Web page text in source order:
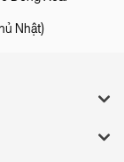
Nhật)